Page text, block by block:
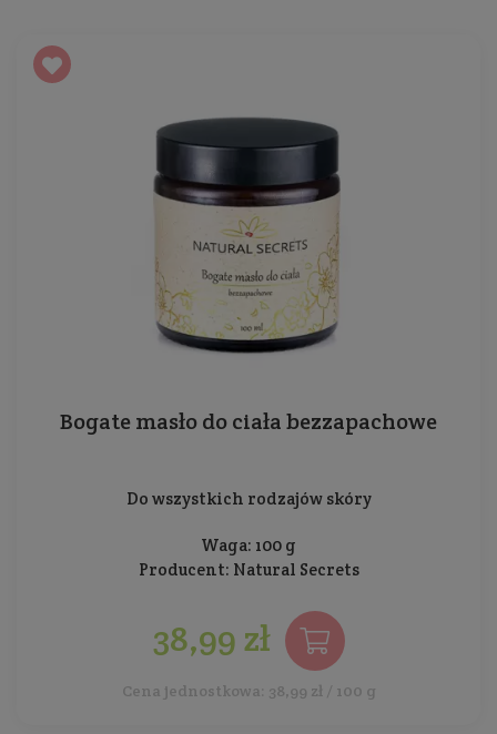
Bogate masło do ciała bezzapachowe
Do wszystkich rodzajów skóry
Waga: 100 g
Producent: Natural Secrets
38,99 zł
Cena jednostkowa: 38,99 zł / 100 g